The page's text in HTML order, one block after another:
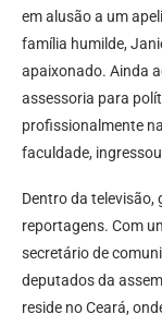
em alusão a um
família humilde,
apaixonado. Ainda
assessoria para
profissionalmente
faculdade,
Dentro da televisão,
reportagens. Com
secretário de
deputados da
reside no Ceará,